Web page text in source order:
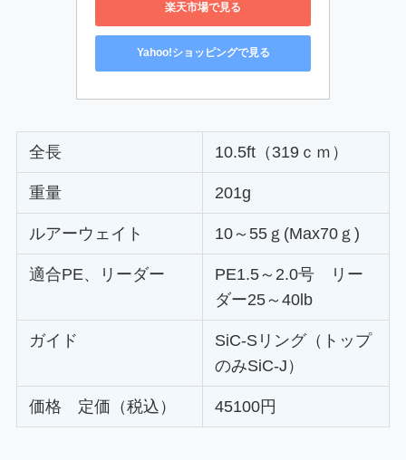
楽天市場で見る
Yahoo!ショッピングで見る
全長 10.5ft（319ｃｍ）
重量 201g
ルアーウェイト 10～55ｇ(Max70ｇ)
適合PE、リーダー
PE1.5～2.0号 リー
ダー25～40lb
ガイド
SiC-Sリング（トップ
のみSiC-J）
価格 定価（税込） 45100円